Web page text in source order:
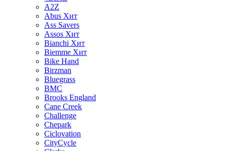
A2Z
Abus Хит
Ass Savers
Assos Хит
Bianchi Хит
Biemme Хит
Bike Hand
Birzman
Bluegrass
BMC
Brooks England
Cane Creek
Challenge
Chepark
Ciclovation
CityCycle